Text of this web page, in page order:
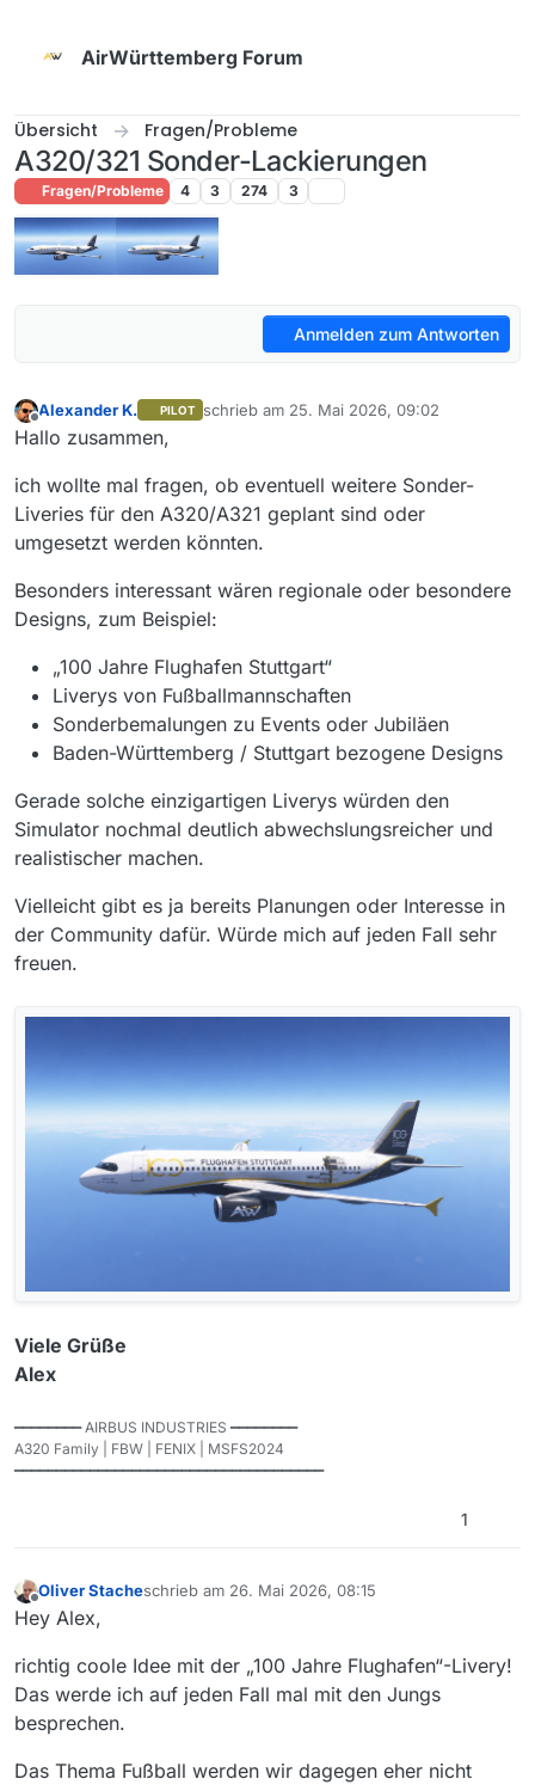
AirWürttemberg Forum
Übersicht Fragen/Probleme
A320/321 Sonder-Lackierungen
Fragen/Probleme 4 3 274 3
Anmelden zum Antworten
Offline
Alexander K. PILOT schrieb am 25. Mai 2026, 09:02
zuletzt editiert von
Hallo zusammen,
ich wollte mal fragen, ob eventuell weitere Sonder-
Liveries für den A320/A321 geplant sind oder
umgesetzt werden könnten.
Besonders interessant wären regionale oder besondere
Designs, zum Beispiel:
„100 Jahre Flughafen Stuttgart“
Liverys von Fußballmannschaften
Sonderbemalungen zu Events oder Jubiläen
Baden-Württemberg / Stuttgart bezogene Designs
Gerade solche einzigartigen Liverys würden den
Simulator nochmal deutlich abwechslungsreicher und
realistischer machen.
Vielleicht gibt es ja bereits Planungen oder Interesse in
der Community dafür. Würde mich auf jeden Fall sehr
freuen.
Viele Grüße
Alex
━━━━━━━━ AIRBUS INDUSTRIES ━━━━━━━━
A320 Family | FBW | FENIX | MSFS2024
━━━━━━━━━━━━━━━━━━━━━━━━━━━━━━━━━━━━━
1
Offline
Oliver Stacheschrieb am 26. Mai 2026, 08:15
zuletzt editiert von
Hey Alex,
richtig coole Idee mit der „100 Jahre Flughafen“-Livery!
Das werde ich auf jeden Fall mal mit den Jungs
besprechen.
Das Thema Fußball werden wir dagegen eher nicht